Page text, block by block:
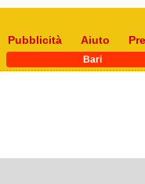
Pubblicità Aiuto
Bari